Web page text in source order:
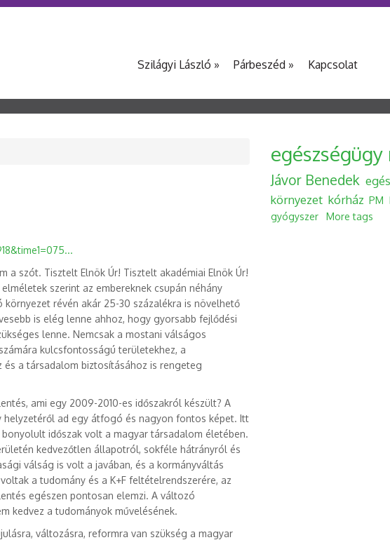
Szilágyi László » Párbeszéd » Kapcsolat
a szót. Tisztelt Elnök Úr! Tisztelt akadémiai Elnök Úr!
szerint az embereknek csupán néhány
révén akár 25-30 százalékra is növelhető
is elég lenne ahhoz, hogy gyorsabb fejlődési
lenne. Nemcsak a mostani válságos
kulcsfontosságú területekhez, a
a társadalom biztosításához is rengeteg
ami egy 2009-2010-es időszakról készült? A
helyzetéről ad egy átfogó és nagyon fontos képet. Itt
időszak volt a magyar társadalom életében.
kedvezőtlen állapotról, sokféle hátrányról és
válság is volt a javában, és a kormányváltás
a tudomány és a K+F feltételrendszerére, az
egészen pontosan elemzi. A változó
kedvez a tudományok művelésének.
változásra, reformra van szükség a magyar
egészségügy
Jávor Benedek
környezet kórház PM
gyógyszer
More tags